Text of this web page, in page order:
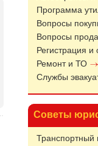
Программа
Вопросы
Вопросы
Регистрация
Ремонт и ТО
Службы
Советы
Транспортный